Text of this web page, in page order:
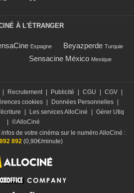
À L'ÉTRANGER
Espagne Beyazperde Turquie
Sensacine México Mexique
Recrutement Publicité CGU CGV
cookies Données Personnelles
Les services AlloCiné
Gérer Utiq
©AlloCiné
de votre cinéma sur le numéro AlloCiné :
892(0,90€/minute)